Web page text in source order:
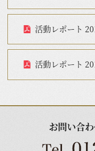
活動レポート
活動レポート
お問い合